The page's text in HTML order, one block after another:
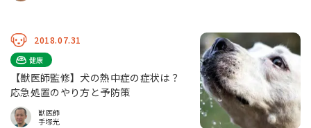
2018.07.31
健康
【獣医師監修】犬の熱中症の症状は？
応急処置のやり方と予防策
獣医師
手塚光